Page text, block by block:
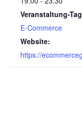
Veranstaltung-
E-Commerce
Website:
https://